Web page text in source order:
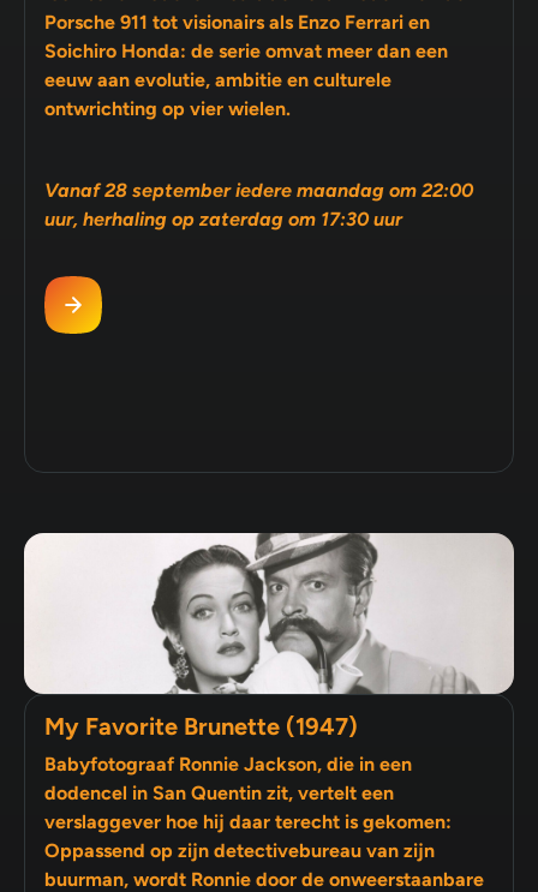
Porsche 911 tot visionairs als Enzo Ferrari en
Soichiro Honda: de serie omvat meer dan een
eeuw aan evolutie, ambitie en culturele
ontwrichting op vier wielen.
Vanaf 28 september iedere maandag om 22:00
uur, herhaling op zaterdag om 17:30 uur
My Favorite Brunette (1947)
Babyfotograaf Ronnie Jackson, die in een
dodencel in San Quentin zit, vertelt een
verslaggever hoe hij daar terecht is gekomen:
Oppassend op zijn detectivebureau van zijn
buurman, wordt Ronnie door de onweerstaanbare